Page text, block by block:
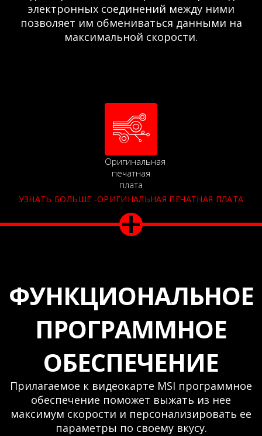
электронных соединений между ними
позволяет им обмениваться данными на
максимальной скорости.
Оригинальная
печатная
плата
УЗНАТЬ БОЛЬШЕ -ОРИГИНАЛЬНАЯ ПЕЧАТНАЯ ПЛАТА
ФУНКЦИОНАЛЬНОЕ
ПРОГРАММНОЕ
ОБЕСПЕЧЕНИЕ
Прилагаемое к видеокарте MSI программное
обеспечение поможет выжать из нее
максимум скорости и персонализировать ее
параметры по своему вкусу.